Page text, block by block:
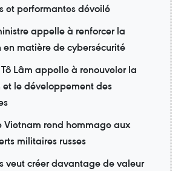
et performantes dévoilé
appelle à renforcer la
matière de cybersécurité
Lâm appelle à renouveler la
le développement des
Vietnam rend hommage aux
militaires russes
veut créer davantage de valeur